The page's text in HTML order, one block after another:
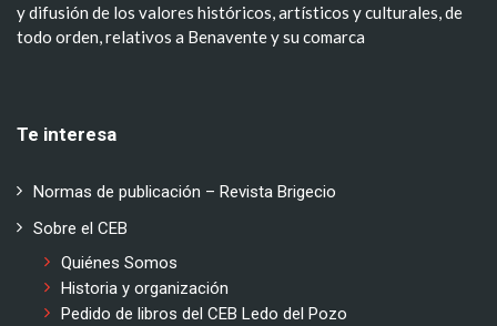
y difusión de los valores históricos, artísticos y culturales, de
todo orden, relativos a Benavente y su comarca
Te interesa
Normas de publicación – Revista Brigecio
Sobre el CEB
Quiénes Somos
Historia y organización
Pedido de libros del CEB Ledo del Pozo